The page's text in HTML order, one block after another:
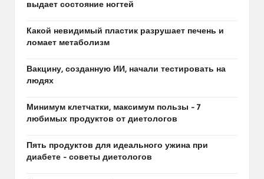
выдает состояние ногтей
Какой невидимый пластик разрушает печень и
ломает метаболизм
Вакцину, созданную ИИ, начали тестировать на
людях
Минимум клетчатки, максимум пользы – 7
любимых продуктов от диетологов
Пять продуктов для идеального ужина при
диабете – советы диетологов